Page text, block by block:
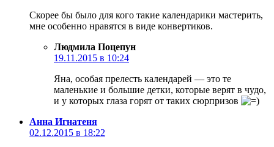
Скорее бы было для кого такие календарики мастерить,
мне особенно нравятся в виде конвертиков.
Людмила Поцепун
19.11.2015 в 10:24
Яна, особая прелесть календарей — это те
маленькие и большие детки, которые верят в чудо,
и у которых глаза горят от таких сюрпризов
Анна Игнатеня
02.12.2015 в 18:22